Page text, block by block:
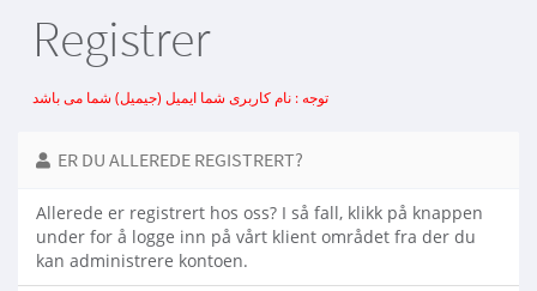
Registrer
توجه : نام کاربری شما ایمیل (جیمیل) شما می باشد
ER DU ALLEREDE REGISTRERT?
Allerede er registrert hos oss? I så fall, klikk på knappen
under for å logge inn på vårt klient området fra der du
kan administrere kontoen.